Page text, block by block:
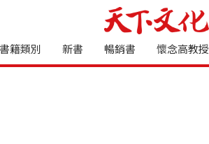
書籍類別 新書 暢銷書 懷念高教授